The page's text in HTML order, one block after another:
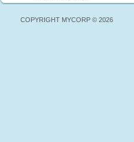
COPYRIGHT MYCORP © 2026